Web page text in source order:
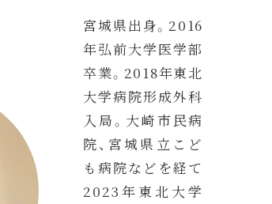
宮城県出身。2016
年弘前大学医学部
卒業。2018年東北
大学病院形成外科
入局。大崎市民病
院、宮城県立こど
も病院などを経て
2023年東北大学